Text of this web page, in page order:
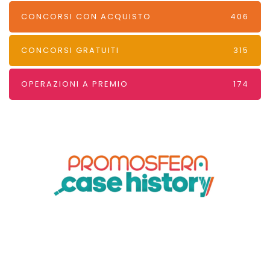
CONCORSI CON ACQUISTO 406
CONCORSI GRATUITI 315
OPERAZIONI A PREMIO 174